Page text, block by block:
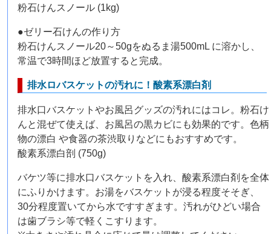
粉石けんスノール (1kg)
●ゼリー石けんの作り方
粉石けんスノール20～50gをぬるま湯500mL に溶かし、
常温で3時間ほど放置すると完成。
排水ロバスケットの汚れに！酸素系漂白剤
排水口バスケットやお風呂グッズの汚れにはコレ。粉石け
んと混ぜて使えば、お風呂の黒カビにも効果的です。色柄
物の漂白 や食器の茶渋取りなどにもおすすめです。
酸素系漂白剖 (750g)
バケツ等に排水口バスケットを入れ、酸素系漂白剤を全体
にふりかけます。お湯をバスケットが浸る程度そそぎ、
30分程度置いてから水ですすぎます。汚れがひどい場合
は歯ブラシ等で軽くこすります。